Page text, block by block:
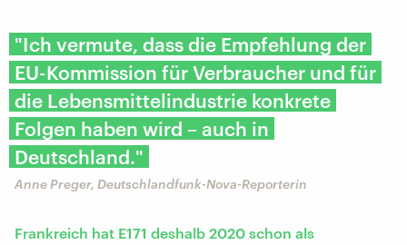
"Ich vermute, dass die Empfehlung der
EU-Kommission für Verbraucher und für
die Lebensmittelindustrie konkrete
Folgen haben wird – auch in
Deutschland."
Anne Preger, Deutschlandfunk-Nova-Reporterin
Frankreich hat E171 deshalb 2020 schon als